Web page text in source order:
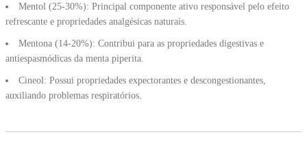
Mentol (25-30%): Principal componente ativo responsável pelo efeito
refrescante e propriedades analgésicas naturais.
Mentona (14-20%): Contribui para as propriedades digestivas e
antiespasmódicas da menta piperita.
Cineol: Possui propriedades expectorantes e descongestionantes,
auxiliando problemas respiratórios.